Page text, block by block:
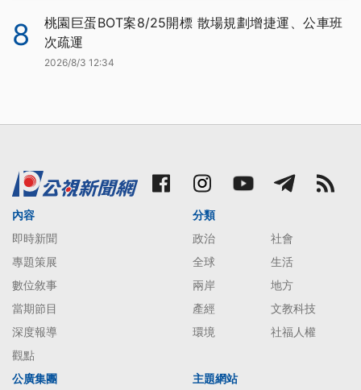
8
桃園巨蛋BOT案8/25開標 散場規劃增捷運、公車班
次疏運
2026/8/3 12:34
內容
即時新聞
專題策展
數位敘事
當期節目
深度報導
觀點
分類
政治
社會
全球
生活
兩岸
地方
產經
文教科技
環境
社福人權
公廣集團 主題網站